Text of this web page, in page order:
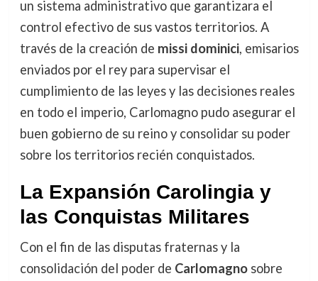
un sistema administrativo que garantizara el
control efectivo de sus vastos territorios. A
través de la creación de missi dominici, emisarios
enviados por el rey para supervisar el
cumplimiento de las leyes y las decisiones reales
en todo el imperio, Carlomagno pudo asegurar el
buen gobierno de su reino y consolidar su poder
sobre los territorios recién conquistados.
La Expansión Carolingia y
las Conquistas Militares
Con el fin de las disputas fraternas y la
consolidación del poder de Carlomagnosobre